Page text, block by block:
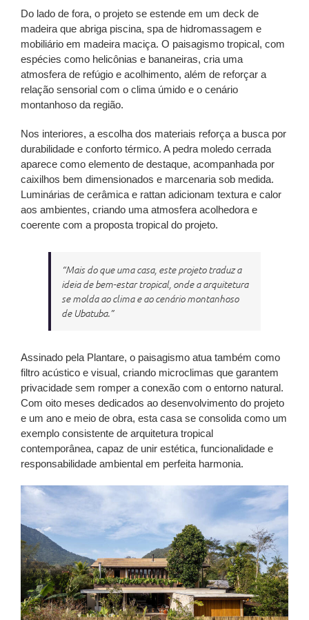
Do lado de fora, o projeto se estende em um deck de
madeira que abriga piscina, spa de hidromassagem e
mobiliário em madeira maciça. O paisagismo tropical, com
espécies como helicônias e bananeiras, cria uma
atmosfera de refúgio e acolhimento, além de reforçar a
relação sensorial com o clima úmido e o cenário
montanhoso da região.
Nos interiores, a escolha dos materiais reforça a busca por
durabilidade e conforto térmico. A pedra moledo cerrada
aparece como elemento de destaque, acompanhada por
caixilhos bem dimensionados e marcenaria sob medida.
Luminárias de cerâmica e rattan adicionam textura e calor
aos ambientes, criando uma atmosfera acolhedora e
coerente com a proposta tropical do projeto.
“Mais do que uma casa, este projeto traduz a
ideia de bem-estar tropical, onde a arquitetura
se molda ao clima e ao cenário montanhoso
de Ubatuba.”
Assinado pela Plantare, o paisagismo atua também como
filtro acústico e visual, criando microclimas que garantem
privacidade sem romper a conexão com o entorno natural.
Com oito meses dedicados ao desenvolvimento do projeto
e um ano e meio de obra, esta casa se consolida como um
exemplo consistente de arquitetura tropical
contemporânea, capaz de unir estética, funcionalidade e
responsabilidade ambiental em perfeita harmonia.